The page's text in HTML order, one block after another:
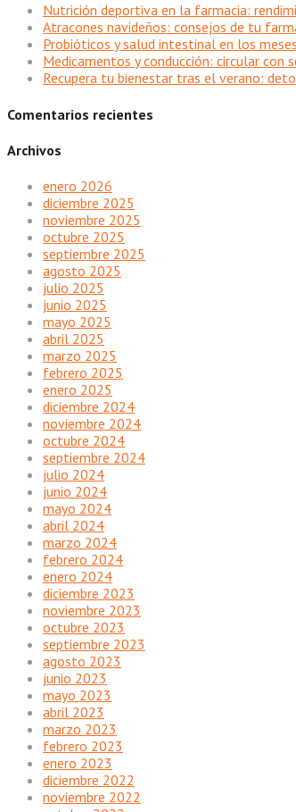
Nutrición deportiva en la farmacia:
Atracones navideños: consejos de tu
Probióticos y salud intestinal en los
Medicamentos y conducción: circular con
Recupera tu bienestar tras el verano:
Comentarios recientes
Archivos
enero 2026
diciembre 2025
noviembre 2025
octubre 2025
septiembre 2025
agosto 2025
julio 2025
junio 2025
mayo 2025
abril 2025
marzo 2025
febrero 2025
enero 2025
diciembre 2024
noviembre 2024
octubre 2024
septiembre 2024
julio 2024
junio 2024
mayo 2024
abril 2024
marzo 2024
febrero 2024
enero 2024
diciembre 2023
noviembre 2023
octubre 2023
septiembre 2023
agosto 2023
junio 2023
mayo 2023
abril 2023
marzo 2023
febrero 2023
enero 2023
diciembre 2022
noviembre 2022